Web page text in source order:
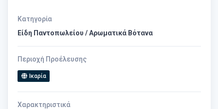
Κατηγορία
Είδη Παντοπωλείου / Αρωματικά Βότανα
Περιοχή Προέλευσης
Ικαρία
Χαρακτηριστικά